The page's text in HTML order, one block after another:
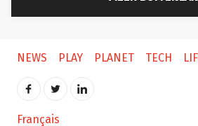
NEWS PLAY PLANET TECH
Français